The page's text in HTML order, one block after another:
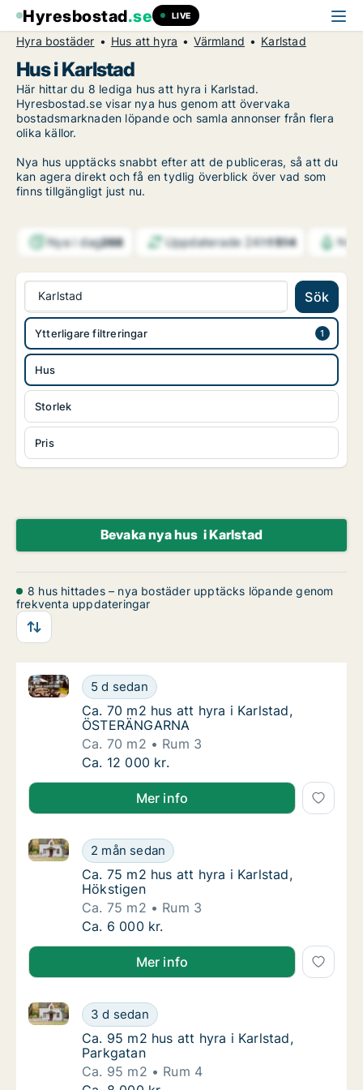
Hyresbostad.se LIVE
Hyra bostäder Hus att hyra Värmland Karlstad
Hus i Karlstad
Här hittar du 8 lediga hus att hyra i Karlstad.
Hyresbostad.se visar nya hus genom att övervaka
bostadsmarknaden löpande och samla annonser från flera
olika källor.
Nya hus upptäcks snabbt efter att de publiceras, så att du
kan agera direkt och få en tydlig överblick över vad som
finns tillgängligt just nu.
Nya i dag268 Uppdaterade 24h1 514
Karlstad Sök
Hus
Storlek
Pris
Ytterligare filtreringar
Bevaka nya hus i Karlstad
8 hus hittades – nya bostäder upptäcks löpande genom
frekventa uppdateringar
Ca. 70 m2 hus att hyra i Karlstad,
5 d sedan
Ca. 70 m2 hus att hyra i Karlstad, ÖSTERÄNGARNA
Ca. 70 m2 hus att hyra i Karlstad,
Ca. 70 m2 hus att hyra i Karlstad,
ÖSTERÄNGARNA
Ca. 70 m2
Rum 3
Ca. 70 m2 hus att hyra i Karlstad,
Ca. 12 000 kr.
Mer info
Ca. 75 m2 hus att hyra i Karlstad, Hökstigen
2 mån sedan
Ca. 75 m2 hus att hyra i Karlstad, Hökstigen
Ca. 75 m2 hus att hyra i Karlstad, Hökstigen
Ca. 75 m2 hus att hyra i Karlstad,
Hökstigen
Ca. 75 m2
Rum 3
Ca. 75 m2 hus att hyra i Karlstad, Hökstigen
Ca. 6 000 kr.
Mer info
Ca. 95 m2 hus att hyra i Karlstad, Parkgatan
3 d sedan
Ca. 95 m2 hus att hyra i Karlstad, Parkgatan
Ca. 95 m2 hus att hyra i Karlstad, Parkgatan
Ca. 95 m2 hus att hyra i Karlstad,
Parkgatan
Ca. 95 m2
Rum 4